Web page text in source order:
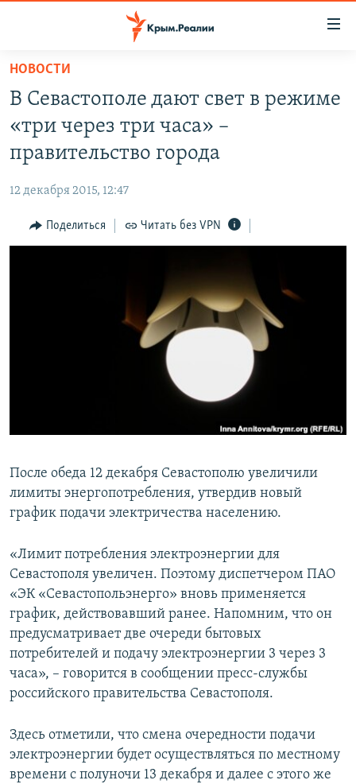
Вернуться
основному
содержанию
Вернутся
главной
навигации
Вернутся
11 ЛЕТ ОККУПАЦИИ КРЫМА. 11 ИСТОРИЙ СОПРОТИВЛЕНИЯ
ВОДА
ЕЩЕ
ИНТЕРАКТИВ
СОВЕТЫ ПРАВОЗАЩИТНИКОВ
РАДІО СВОБОДА
Все сайты RFE/RL
НОВОСТИ
В Севастополе дают свет в режиме
«три через три часа» –
правительство города
12 декабря 2015, 12:47
Поделиться Читать без VPN
После обеда 12 декабря Севастополю увеличили
лимиты энергопотребления, утвердив новый
график подачи электричества населению.
«Лимит потребления электроэнергии для
Севастополя увеличен. Поэтому диспетчером ПАО
«ЭК «Севастопольэнерго» вновь применяется
график, действовавший ранее. Напомним, что он
предусматривает две очереди бытовых
потребителей и подачу электроэнергии 3 через 3
часа», – говорится в сообщении пресс-службы
российского правительства Севастополя.
Здесь отметили, что смена очередности подачи
электроэнергии будет осуществляться по местному
времени с полуночи 13 декабря и далее с этого же